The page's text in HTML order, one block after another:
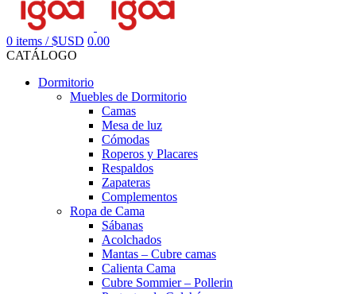
0 items / $USD 0.00
CATÁLOGO
Dormitorio
Muebles de Dormitorio
Camas
Mesa de luz
Cómodas
Roperos y Placares
Respaldos
Zapateras
Complementos
Ropa de Cama
Sábanas
Acolchados
Mantas – Cubre camas
Calienta Cama
Cubre Sommier – Pollerin